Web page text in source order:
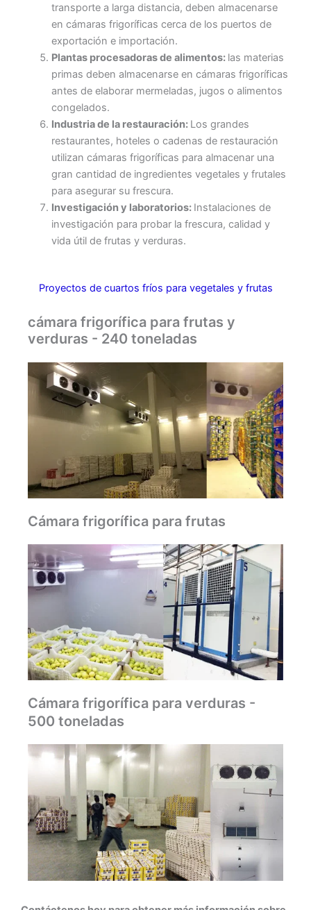
transporte a larga distancia, deben almacenarse
en cámaras frigoríficas cerca de los puertos de
exportación e importación.
Plantas procesadoras de alimentos: las materias
primas deben almacenarse en cámaras frigoríficas
antes de elaborar mermeladas, jugos o alimentos
congelados.
Industria de la restauración: Los grandes
restaurantes, hoteles o cadenas de restauración
utilizan cámaras frigoríficas para almacenar una
gran cantidad de ingredientes vegetales y frutales
para asegurar su frescura.
Investigación y laboratorios: Instalaciones de
investigación para probar la frescura, calidad y
vida útil de frutas y verduras.
Proyectos de cuartos fríos para vegetales y frutas
cámara frigorífica para frutas y
verduras - 240 toneladas
Cámara frigorífica para frutas
Cámara frigorífica para verduras -
500 toneladas